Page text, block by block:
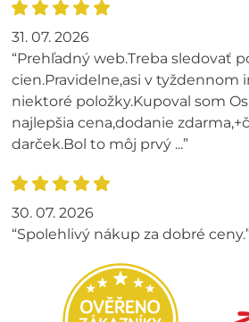
31. 07. 2026
“Prehľadný web.Treba sledovať
cien.Pravidelne,asi v tyždennom
niektoré položky.Kupoval som
najlepšia cena,dodanie
darček.Bol to môj prvý ...”
30. 07. 2026
“Spolehlivý nákup za dobré